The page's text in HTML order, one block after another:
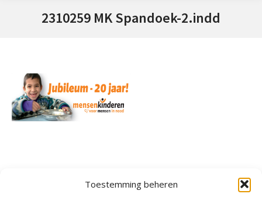
Toestemming beheren
2310259 MK Spandoek-2.indd